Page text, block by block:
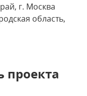
г. Москва
область,
проекта